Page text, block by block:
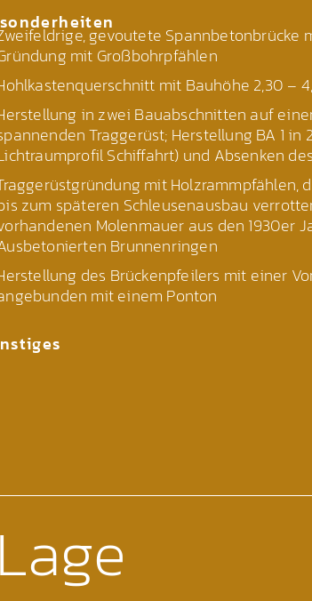
gevoutete Spannbetonbrücke
mit Großbohrpfählen
mit Bauhöhe 2,30 –
in zwei Bauabschnitten auf
Traggerüst; Herstellung BA 1
Schiffahrt) und Absenken
mit Holzrammpfählen,
zum späteren Schleusenausbau
Molenmauer aus den 1930er
Brunnenringen
des Brückenpfeilers mit einer
mit einem Ponton